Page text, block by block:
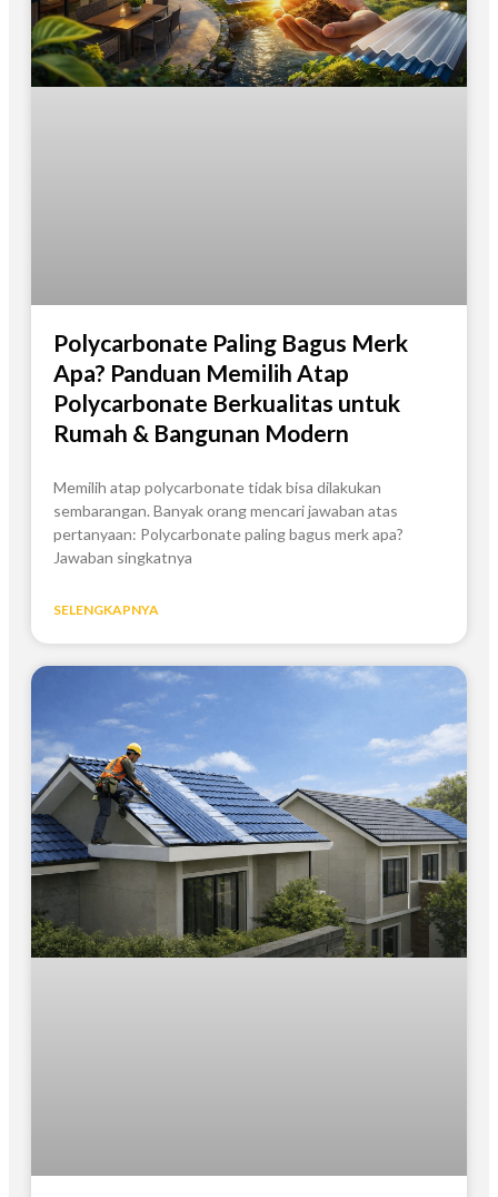
Polycarbonate Paling Bagus Merk
Apa? Panduan Memilih Atap
Polycarbonate Berkualitas untuk
Rumah & Bangunan Modern
Memilih atap polycarbonate tidak bisa dilakukan
sembarangan. Banyak orang mencari jawaban atas
pertanyaan: Polycarbonate paling bagus merk apa?
Jawaban singkatnya
SELENGKAPNYA